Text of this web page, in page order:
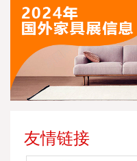
友情链接